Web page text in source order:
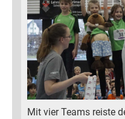
Mit vier Teams reiste